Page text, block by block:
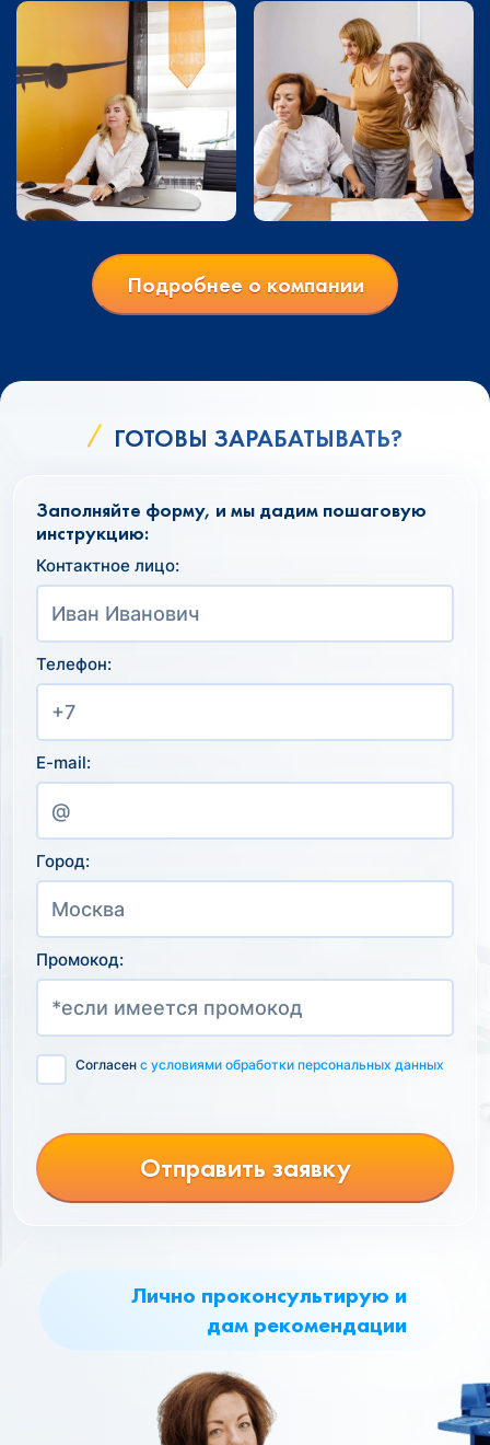
Подробнее о компании
ГОТОВЫ ЗАРАБАТЫВАТЬ?
Лично проконсультирую и
дам рекомендации
Заполняйте форму, и мы дадим пошаговую
инструкцию:
Контактное лицо:
Телефон:
E-mail:
Город:
Промокод:
Согласен с условиями обработки персональных данных
Отправить заявку